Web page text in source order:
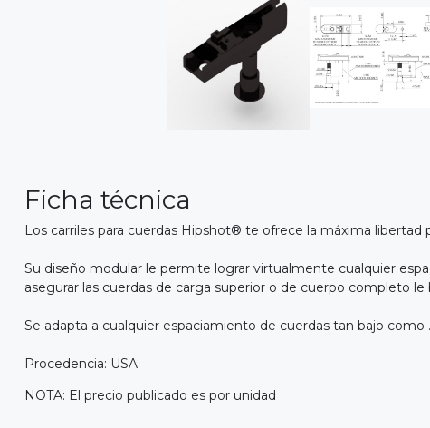
Ficha técnica
Los carriles para cuerdas Hipshot® te ofrece la máxima libertad
Su diseño modular le permite lograr virtualmente cualquier
asegurar las cuerdas de carga superior o de cuerpo completo
Se adapta a cualquier espaciamiento de cuerdas tan bajo como
Procedencia: USA
NOTA: El precio publicado es por unidad